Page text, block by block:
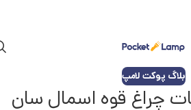
بلاگ پوکت لامپ
چراغ قوه اسمال سان